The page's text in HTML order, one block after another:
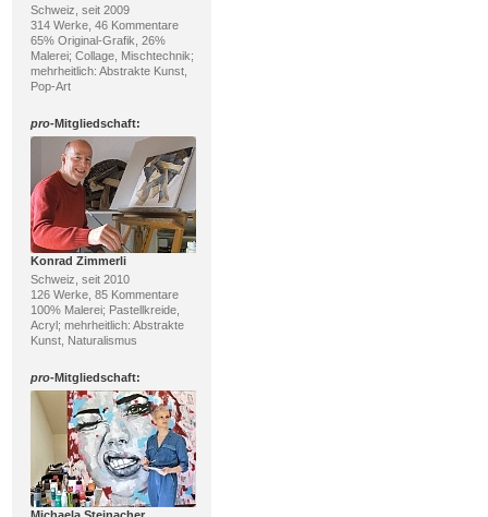
Schweiz, seit 2009
314 Werke, 46 Kommentare
65% Original-Grafik, 26%
Malerei; Collage, Mischtechnik;
mehrheitlich: Abstrakte Kunst,
Pop-Art
pro-Mitgliedschaft:
Konrad Zimmerli
Schweiz, seit 2010
126 Werke, 85 Kommentare
100% Malerei; Pastellkreide,
Acryl; mehrheitlich: Abstrakte
Kunst, Naturalismus
pro-Mitgliedschaft: